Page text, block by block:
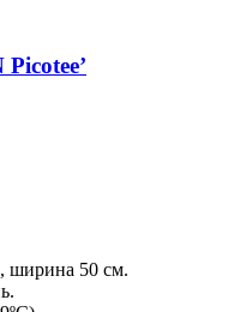
ширина 50 см.